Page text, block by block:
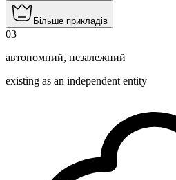
Більше прикладів
03
автономний, незалежний
existing as an independent entity